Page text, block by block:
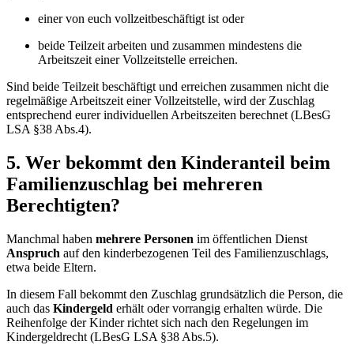
einer von euch vollzeitbeschäftigt ist oder
beide Teilzeit arbeiten und zusammen mindestens die
Arbeitszeit einer Vollzeitstelle erreichen.
Sind beide Teilzeit beschäftigt und erreichen zusammen nicht die
regelmäßige Arbeitszeit einer Vollzeitstelle, wird der Zuschlag
entsprechend eurer individuellen Arbeitszeiten berechnet (LBesG
LSA §38 Abs.4).
5. Wer bekommt den Kinderanteil beim
Familienzuschlag bei mehreren
Berechtigten?
Manchmal haben mehrere Personen im öffentlichen Dienst
Anspruch auf den kinderbezogenen Teil des Familienzuschlags,
etwa beide Eltern.
In diesem Fall bekommt den Zuschlag grundsätzlich die Person, die
auch das Kindergeld erhält oder vorrangig erhalten würde. Die
Reihenfolge der Kinder richtet sich nach den Regelungen im
Kindergeldrecht (LBesG LSA §38 Abs.5).